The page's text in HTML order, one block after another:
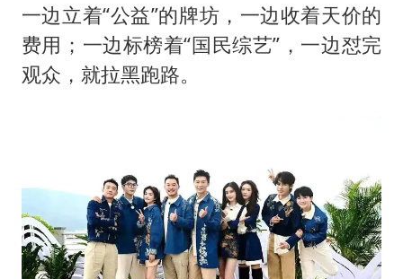
一边立着“公益”的牌坊，一边收着天价的
费用；一边标榜着“国民综艺”，一边怼完
观众，就拉黑跑路。